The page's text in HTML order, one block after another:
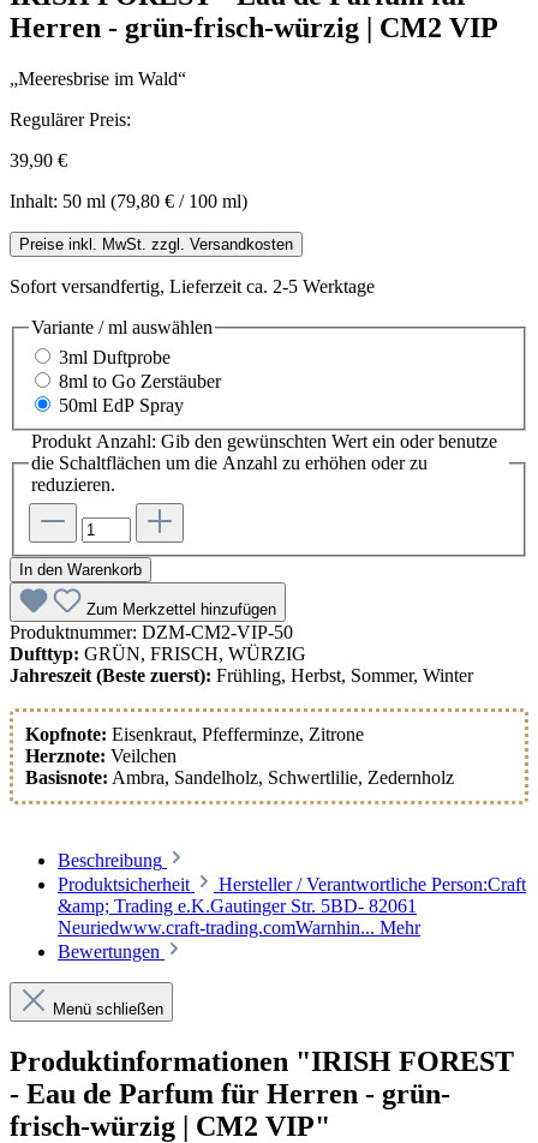
Herren - grün-frisch-würzig | CM2 VIP
„Meeresbrise im Wald“
Regulärer Preis:
39,90 €
Inhalt: 50 ml (79,80 € / 100 ml)
Preise inkl. MwSt. zzgl. Versandkosten
Sofort versandfertig, Lieferzeit ca. 2-5 Werktage
Variante / ml auswählen
3ml Duftprobe
8ml to Go Zerstäuber
50ml EdP Spray
Produkt Anzahl: Gib den gewünschten Wert ein oder benutze
die Schaltflächen um die Anzahl zu erhöhen oder zu
reduzieren.
In den Warenkorb
Zum Merkzettel hinzufügen
Produktnummer: DZM-CM2-VIP-50
Dufttyp: GRÜN, FRISCH, WÜRZIG
Jahreszeit (Beste zuerst): Frühling, Herbst, Sommer, Winter
Kopfnote: Eisenkraut, Pfefferminze, Zitrone
Herznote: Veilchen
Basisnote: Ambra, Sandelholz, Schwertlilie, Zedernholz
Beschreibung
Produktsicherheit
Hersteller / Verantwortliche Person:Craft
&amp; Trading e.K.Gautinger Str. 5BD- 82061
Neuriedwww.craft-trading.comWarnhin... Mehr
Bewertungen
Menü schließen
Produktinformationen "IRISH FOREST
- Eau de Parfum für Herren - grün-
frisch-würzig | CM2 VIP"